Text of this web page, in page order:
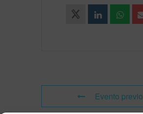
Evento previo